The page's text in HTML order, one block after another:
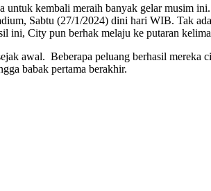
untuk kembali meraih banyak gelar musim
Sabtu (27/1/2024) dini hari WIB. Tak
ini, City pun berhak melaju ke putaran
awal. Beberapa peluang berhasil
babak pertama berakhir.